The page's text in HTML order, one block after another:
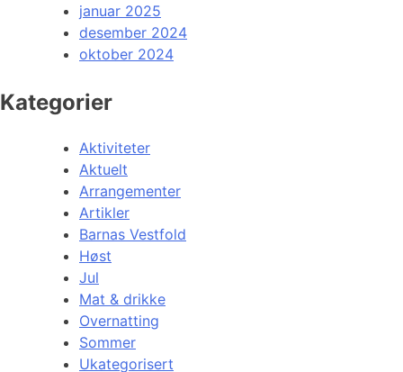
januar 2025
desember 2024
oktober 2024
Kategorier
Aktiviteter
Aktuelt
Arrangementer
Artikler
Barnas Vestfold
Høst
Jul
Mat & drikke
Overnatting
Sommer
Ukategorisert